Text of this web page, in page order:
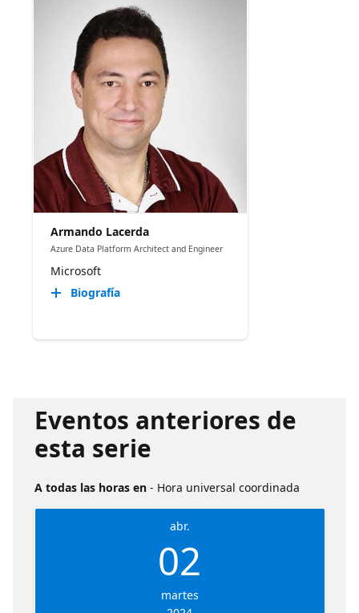
Armando Lacerda
Azure Data Platform Architect and Engineer
Microsoft
Biografía
Eventos anteriores de
esta serie
A todas las horas en - Hora universal coordinada
abr.
02
martes